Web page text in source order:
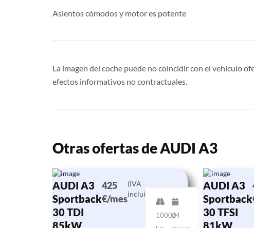
Asientos cómodos y motor es potente
La imagen del coche puede no coincidir con el vehículo
efectos informativos no contractuales.
Otras ofertas de AUDI A3
AUDI A3
Sportback
30 TDI
425
€/mes
(IVA
incluido)
1000024
AUDI A3
Sportback
30 TFSI